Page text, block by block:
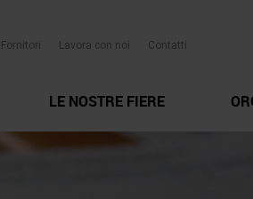
Lavora con noi Contatti
LE NOSTRE FIERE